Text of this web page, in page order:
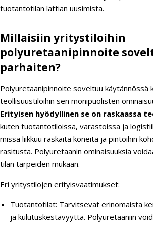
tuotantotilan lattian uusimista.
Millaisiin yritystiloihin
polyuretaanipinnoite
parhaiten?
Polyuretaanipinnoite soveltuu käytännössä
teollisuustiloihin sen monipuolisten
Erityisen hyödyllinen se on raskaassa
kuten tuotantotiloissa, varastoissa ja
missä liikkuu raskaita koneita ja pintoihin
rasitusta. Polyuretaanin ominaisuuksia
tilan tarpeiden mukaan.
Eri yritystilojen erityisvaatimukset:
Tuotantotilat: Tarvitsevat erinomaista
ja kulutuskestävyyttä. Polyuretaaniin